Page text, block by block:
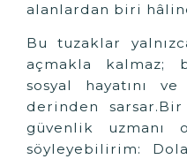
alanlardan biri
Bu tuzaklar
açmakla kalmaz;
sosyal hayatını
derinden
güvenlik uzmanı
söyleyebilirim: